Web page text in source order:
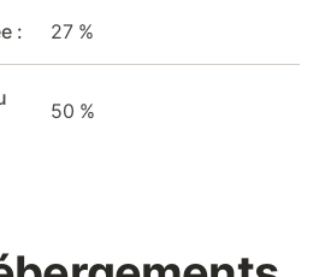
: 27 %
50 %